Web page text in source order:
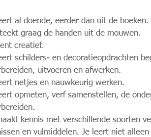
al doende, eerder dan uit de boeken.
graag de handen uit de mouwen.
creatief.
schilders- en decoratieopdrachten
uitvoeren en afwerken.
netjes en nauwkeurig werken.
opmeten, verf samenstellen, de
kennis met verschillende soorten
en vulmiddelen. Je leert niet